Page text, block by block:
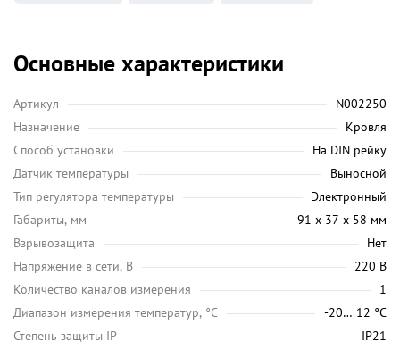
Основные характеристики
Артикул
N002250
Назначение
Кровля
Способ установки
На DIN рейку
Датчик температуры
Выносной
Тип регулятора температуры
Электронный
Габариты, мм
91 х 37 х 58 мм
Взрывозащита
Нет
Напряжение в сети, В
220 В
Количество каналов измерения
1
Диапазон измерения температур, °C
-20… 12 °C
Степень защиты IP
IP21